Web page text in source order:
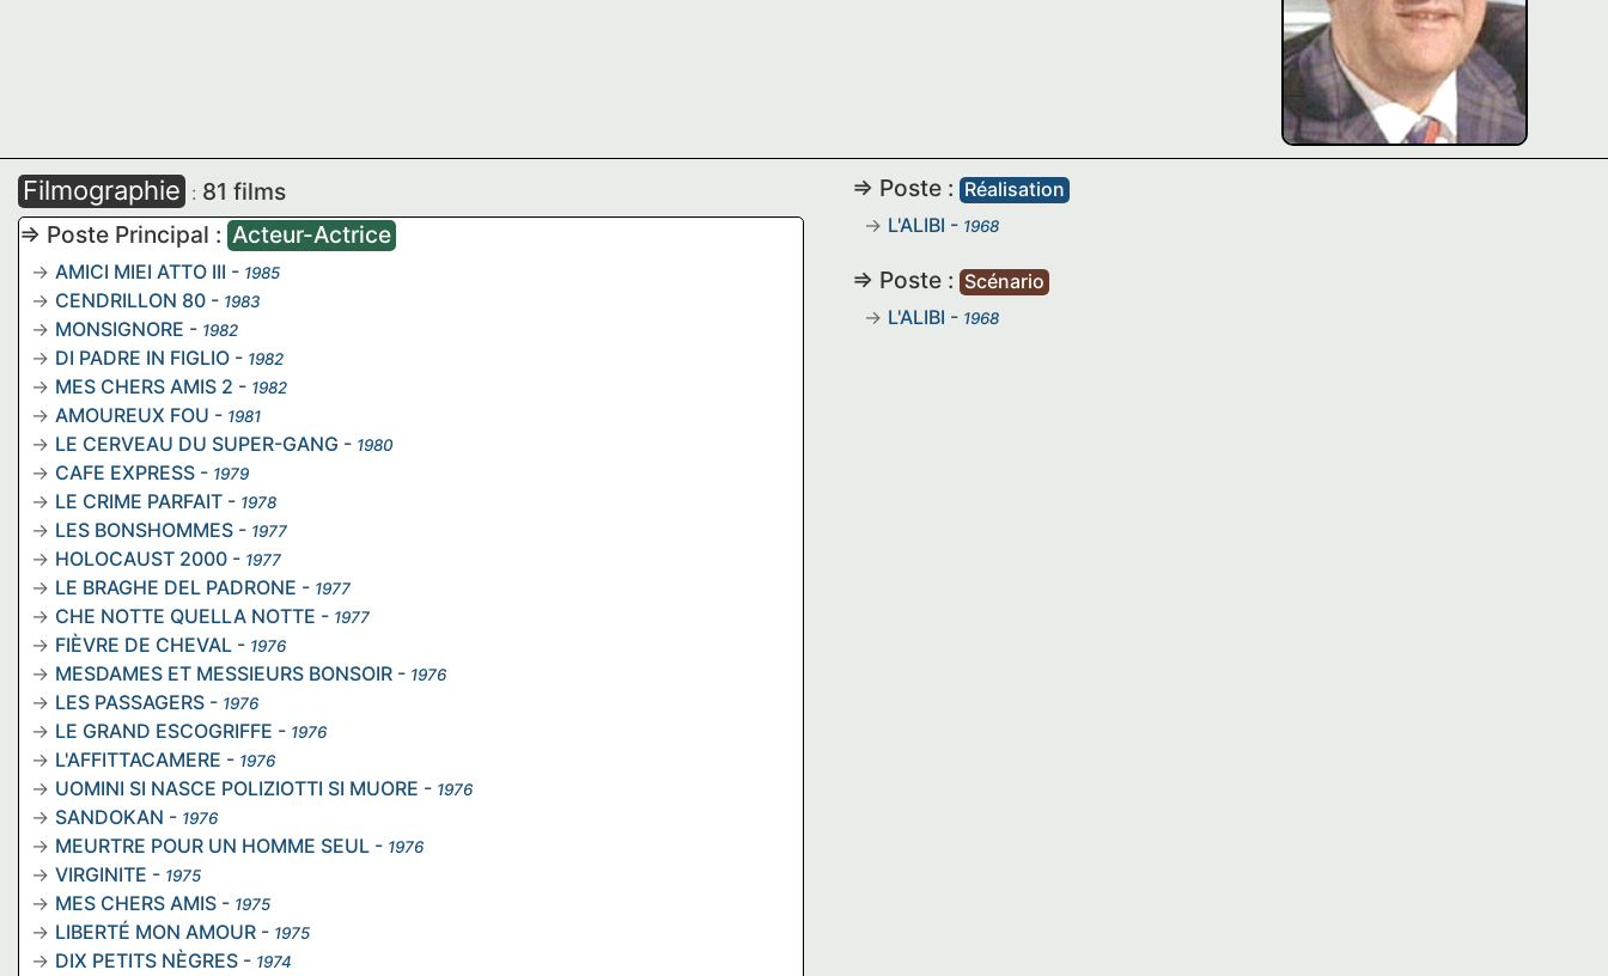
Filmographie : 81 films
=> Poste Principal : Acteur-Actrice
AMICI MIEI ATTO III - 1985
CENDRILLON 80 - 1983
MONSIGNORE - 1982
DI PADRE IN FIGLIO - 1982
MES CHERS AMIS 2 - 1982
AMOUREUX FOU - 1981
LE CERVEAU DU SUPER-GANG - 1980
CAFE EXPRESS - 1979
LE CRIME PARFAIT - 1978
LES BONSHOMMES - 1977
HOLOCAUST 2000 - 1977
LE BRAGHE DEL PADRONE - 1977
CHE NOTTE QUELLA NOTTE - 1977
FIÈVRE DE CHEVAL - 1976
MESDAMES ET MESSIEURS BONSOIR - 1976
LES PASSAGERS - 1976
LE GRAND ESCOGRIFFE - 1976
L'AFFITTACAMERE - 1976
UOMINI SI NASCE POLIZIOTTI SI MUORE - 1976
SANDOKAN - 1976
MEURTRE POUR UN HOMME SEUL - 1976
VIRGINITE - 1975
MES CHERS AMIS - 1975
LIBERTÉ MON AMOUR - 1975
DIX PETITS NÈGRES - 1974
=> Poste : Réalisation
L'ALIBI - 1968
=> Poste : Scénario
L'ALIBI - 1968